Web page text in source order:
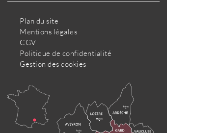
Plan du site
Mentions légales
CGV
Politique de confidentialité
Gestion des cookies